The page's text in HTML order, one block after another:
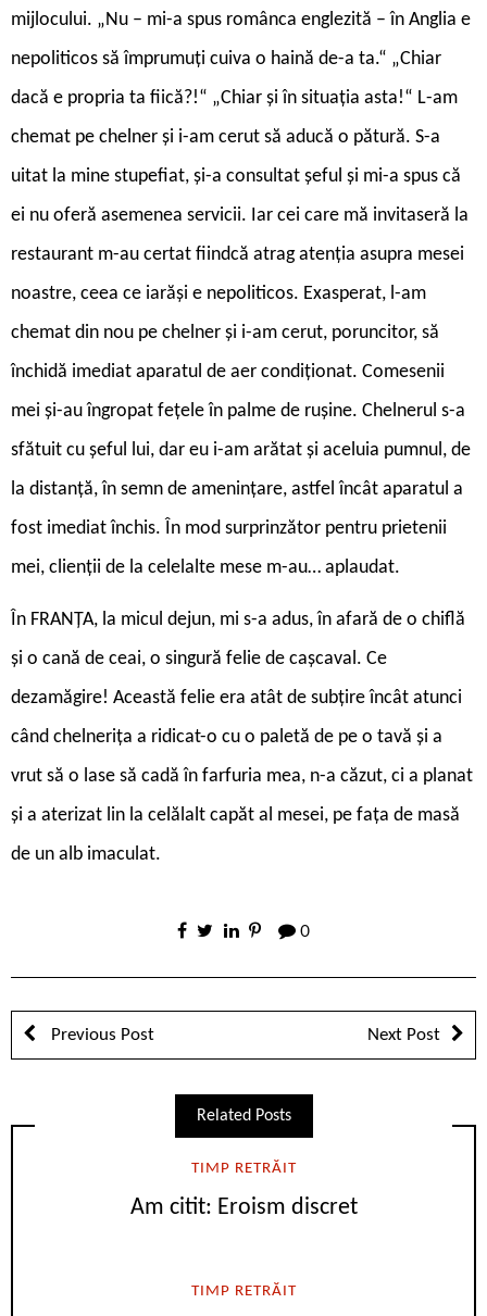
mijlocului. „Nu – mi-a spus românca englezită – în Anglia e
nepoliticos să împrumuți cuiva o haină de-a ta.“ „Chiar
dacă e propria ta fiică?!“ „Chiar și în situația asta!“ L-am
chemat pe chelner și i-am cerut să aducă o pătură. S-a
uitat la mine stupefiat, și-a consultat șeful și mi-a spus că
ei nu oferă asemenea servicii. Iar cei care mă invitaseră la
restaurant m-au certat fiindcă atrag atenția asupra mesei
noastre, ceea ce iarăși e nepoliticos. Exasperat, l-am
chemat din nou pe chelner și i-am cerut, poruncitor, să
închidă imediat aparatul de aer condiționat. Comesenii
mei și-au îngropat fețele în palme de rușine. Chelnerul s-a
sfătuit cu șeful lui, dar eu i-am arătat și aceluia pumnul, de
la distanță, în semn de amenințare, astfel încât aparatul a
fost imediat închis. În mod surprinzător pentru prietenii
mei, clienții de la celelalte mese m-au… aplaudat.
În FRANȚA, la micul dejun, mi s-a adus, în afară de o chiflă
și o cană de ceai, o singură felie de cașcaval. Ce
dezamăgire! Această felie era atât de subțire încât atunci
când chelnerița a ridicat-o cu o paletă de pe o tavă și a
vrut să o lase să cadă în farfuria mea, n-a căzut, ci a planat
și a aterizat lin la celălalt capăt al mesei, pe fața de masă
de un alb imaculat.
0
Previous Post Next Post
Related Posts
TIMP RETRĂIT
Am citit: Eroism discret
TIMP RETRĂIT